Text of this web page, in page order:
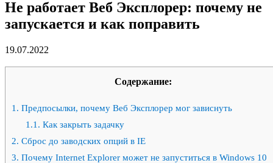
Не работает Веб Эксплорер: почему не
запускается и как поправить
19.07.2022
Содержание:
1. Предпосылки, почему Веб Эксплорер мог зависнуть
1.1. Как закрыть задачку
2. Сброс до заводских опций в IE
3. Почему Internet Explorer может не запуститься в Windows 10